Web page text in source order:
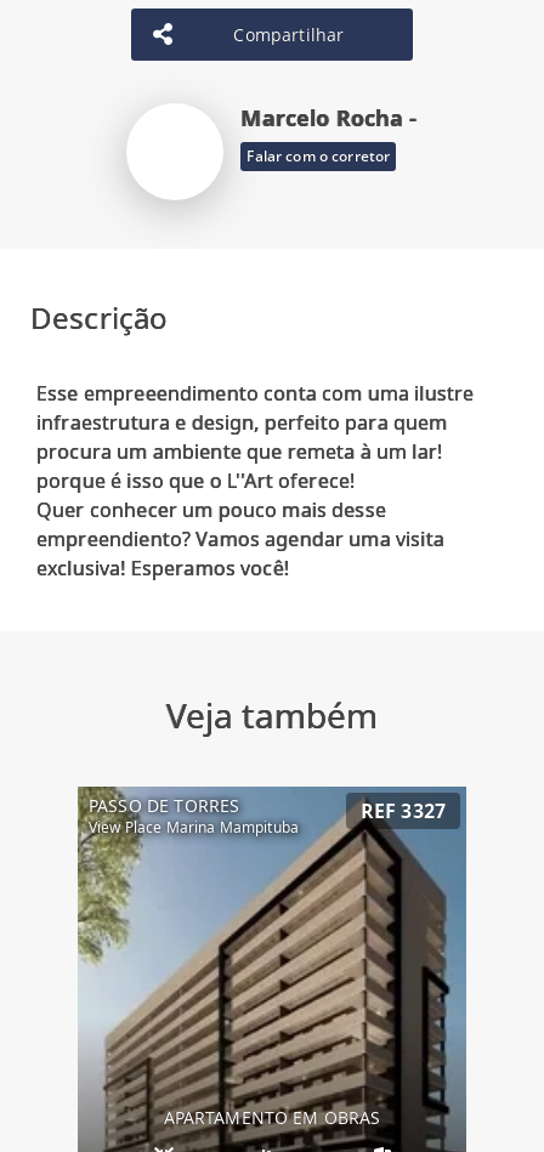
Compartilhar
Marcelo Rocha -
Falar com o corretor
Descrição
Esse empreeendimento conta com uma ilustre
infraestrutura e design, perfeito para quem
procura um ambiente que remeta à um lar!
porque é isso que o L''Art oferece!
Quer conhecer um pouco mais desse
empreendiento? Vamos agendar uma visita
exclusiva! Esperamos você!
Veja também
PASSO DE TORRES
View Place Marina Mampituba
REF 3327
APARTAMENTO EM OBRAS